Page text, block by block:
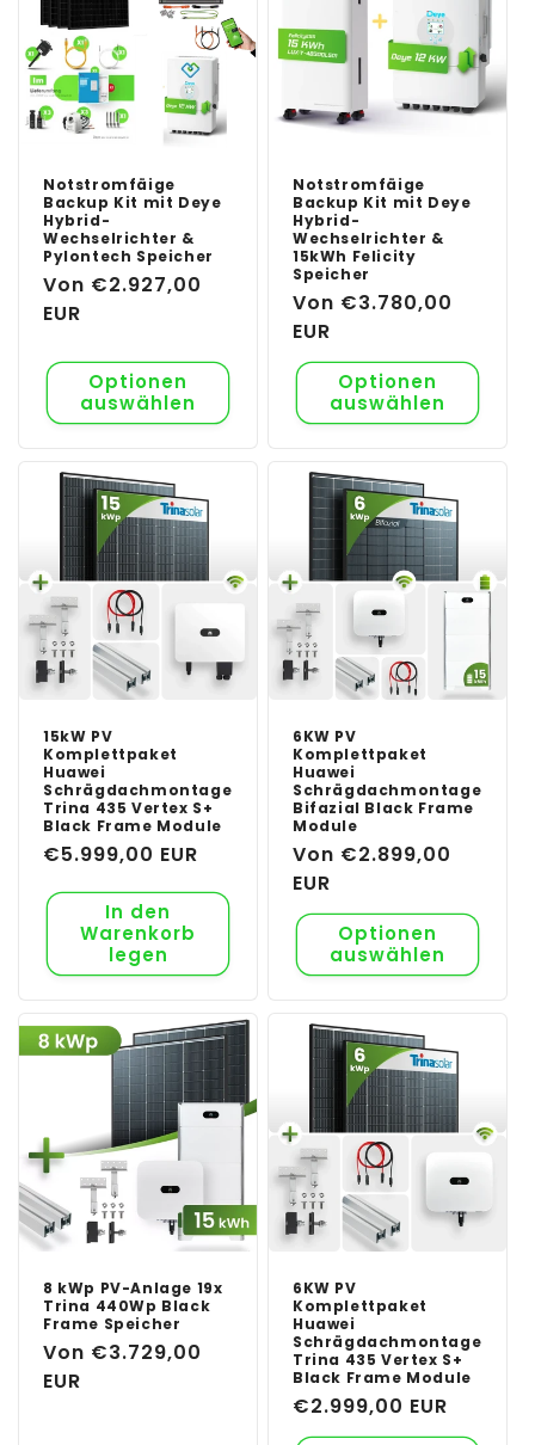
Notstromfäige
Backup Kit mit Deye
Hybrid-
Wechselrichter &
Pylontech Speicher
Normaler
Preis
Von €2.927,00
EUR
Optionen
auswählen
Notstromfäige
Backup Kit mit Deye
Hybrid-
Wechselrichter &
15kWh Felicity
Speicher
Normaler
Preis
Von €3.780,00
EUR
Optionen
auswählen
15kW PV
Komplettpaket
Huawei
Schrägdachmontage
Trina 435 Vertex S+
Black Frame Module
Normaler
€5.999,00 EUR
In den
Warenkorb
legen
6KW PV
Komplettpaket
Huawei
Schrägdachmontage
Bifazial Black Frame
Module
Normaler
Preis
Von €2.899,00
EUR
Optionen
auswählen
8 kWp PV-Anlage 19x
Trina 440Wp Black
Frame Speicher
Normaler
Preis
Von €3.729,00
EUR
6KW PV
Komplettpaket
Huawei
Schrägdachmontage
Trina 435 Vertex S+
Black Frame Module
Normaler
Preis
€2.999,00 EUR